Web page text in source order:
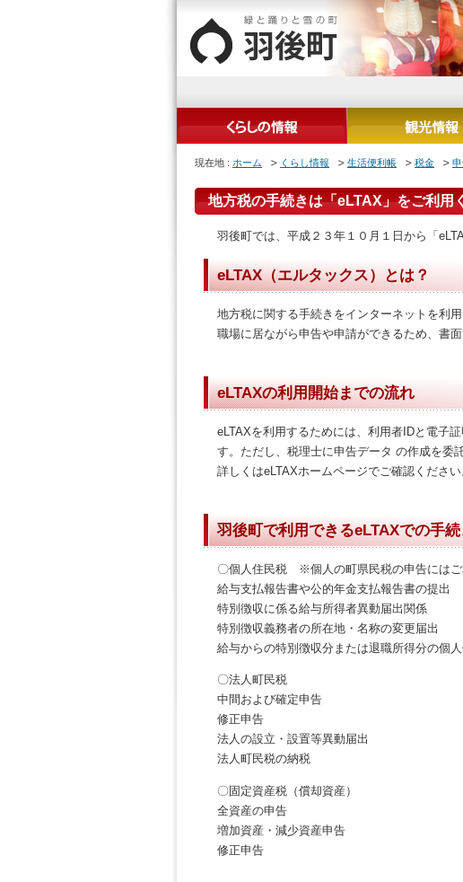
現在地 : ホーム くらし情報 生活便利帳 税金
地方税の手続きは「eLTAX」をご利用
羽後町では、平成２３年１０月１日から「
eLTAX（エルタックス）とは？
地方税に関する手続きをインターネットを利用
職場に居ながら申告や申請ができるため、書
eLTAXの利用開始までの流れ
eLTAXを利用するためには、利用者IDと電子
す。ただし、税理士に申告データ の作成を委
詳しくはeLTAXホームページでご確認ください
羽後町で利用できるeLTAXでの手
〇個人住民税 ※個人の町県民税の申告にはご
給与支払報告書や公的年金支払報告書の提出
特別徴収に係る給与所得者異動届出関係
特別徴収義務者の所在地・名称の変更届出
給与からの特別徴収分または退職所得分の個
〇法人町民税
中間および確定申告
修正申告
法人の設立・設置等異動届出
法人町民税の納税
〇固定資産税（償却資産）
全資産の申告
増加資産・減少資産申告
修正申告